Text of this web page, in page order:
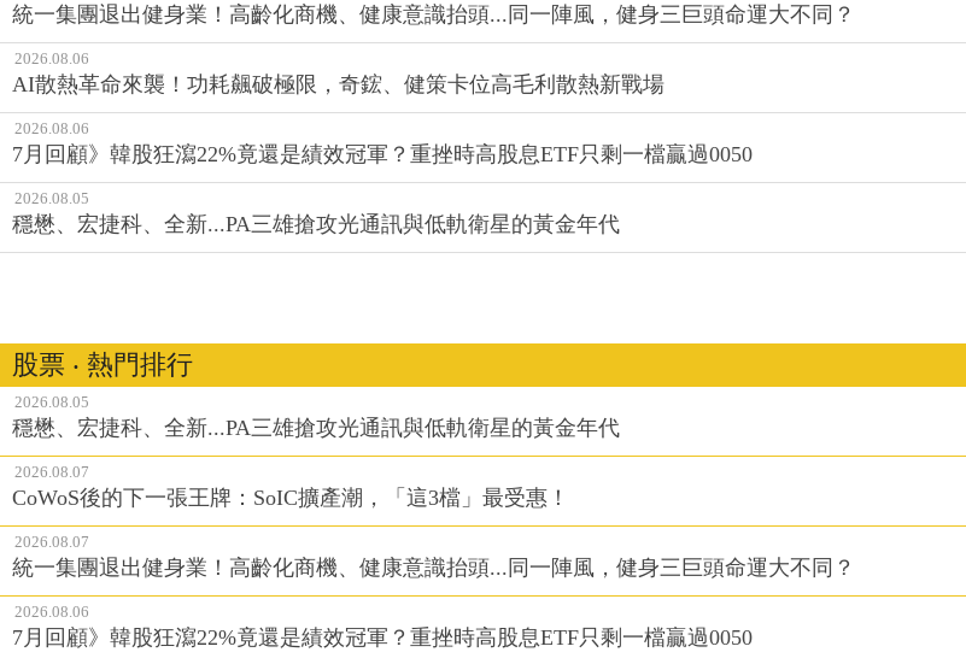
統一集團退出健身業！高齡化商機、健康意識抬頭...同一陣風，健身三巨頭命運大不同？
2026.08.06
AI散熱革命來襲！功耗飆破極限，奇鋐、健策卡位高毛利散熱新戰場
2026.08.06
7月回顧》韓股狂瀉22%竟還是績效冠軍？重挫時高股息ETF只剩一檔贏過0050
2026.08.05
穩懋、宏捷科、全新...PA三雄搶攻光通訊與低軌衛星的黃金年代
股票 ‧ 熱門排行
2026.08.05
穩懋、宏捷科、全新...PA三雄搶攻光通訊與低軌衛星的黃金年代
2026.08.07
CoWoS後的下一張王牌：SoIC擴產潮，「這3檔」最受惠！
2026.08.07
統一集團退出健身業！高齡化商機、健康意識抬頭...同一陣風，健身三巨頭命運大不同？
2026.08.06
7月回顧》韓股狂瀉22%竟還是績效冠軍？重挫時高股息ETF只剩一檔贏過0050